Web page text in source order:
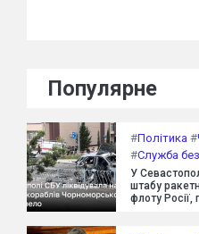
Популярне
#Політика #
#Служба
У
штабу
флоту